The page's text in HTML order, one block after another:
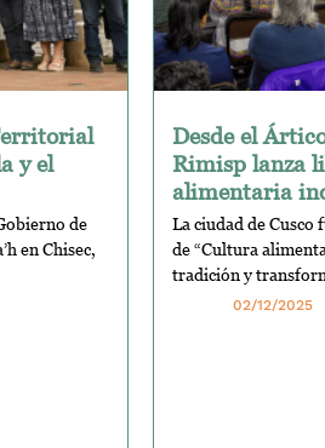
y el
de
en Chisec,
Desde el
Rimisp lanza
alimentaria
La ciudad de Cusco
de “Cultura
tradición y
02/12/2025